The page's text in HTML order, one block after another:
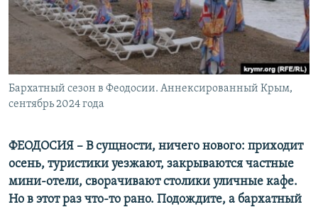
ПОБЕДИТЕЛЕЙ НЕ СУДЯТ?
КРЫМ.НЕПОКОРЕННЫЙ
ELIFBE
УКРАИНСКАЯ ПРОБЛЕМА КРЫМА
ПРИСОЕДИНЯЙТЕСЬ!
Все сайты RFE/RL
Бархатный сезон в Феодосии. Аннексированный Крым,
сентябрь 2024 года
ФЕОДОСИЯ – В сущности, ничего нового: приходит
осень, туристики уезжают, закрываются частные
мини-отели, сворачивают столики уличные кафе.
Но в этот раз что-то рано. Подождите, а бархатный